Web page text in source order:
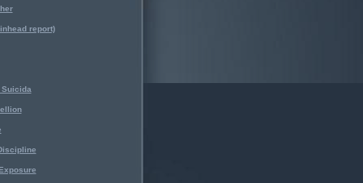
report)
Suicida